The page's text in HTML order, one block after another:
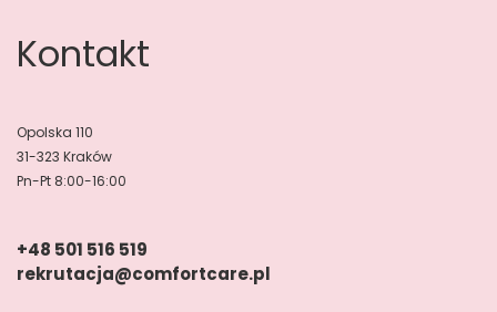
Kontakt
Opolska 110
31-323 Kraków
Pn-Pt 8:00-16:00
+48 501 516 519
rekrutacja@comfortcare.pl